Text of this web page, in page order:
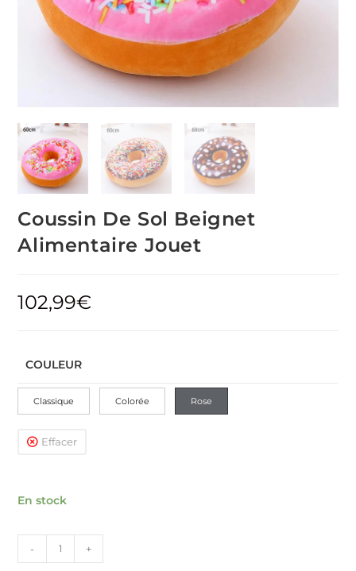
Coussin De Sol Beignet
Alimentaire Jouet
102,99€
COULEUR
Classique Colorée Rose
Effacer
En stock
quantité
de
- +